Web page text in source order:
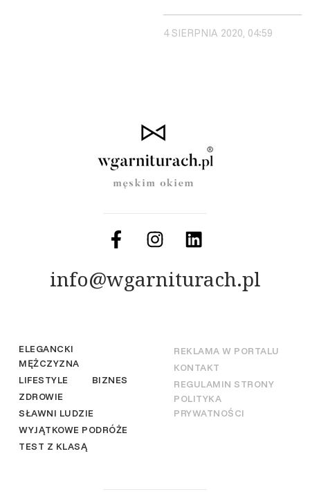
4 SIERPNIA 2020, 04:59
info@wgarniturach.pl
ELEGANCKI
MĘŻCZYZNA
LIFESTYLE
BIZNES
ZDROWIE
SŁAWNI LUDZIE
WYJĄTKOWE PODRÓŻE
TEST Z KLASĄ
REKLAMA W PORTALU
KONTAKT
REGULAMIN STRONY
POLITYKA
PRYWATNOŚCI